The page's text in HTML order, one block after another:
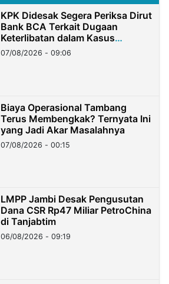
KPK Didesak Segera Periksa Dirut
Bank BCA Terkait Dugaan
Keterlibatan dalam Kasus
Hilangnya Dana Nasabah Rp2,58
Miliar
07/08/2026 - 09:06
Biaya Operasional Tambang
Terus Membengkak? Ternyata Ini
yang Jadi Akar Masalahnya
07/08/2026 - 00:15
LMPP Jambi Desak Pengusutan
Dana CSR Rp47 Miliar PetroChina
di Tanjabtim
06/08/2026 - 09:19